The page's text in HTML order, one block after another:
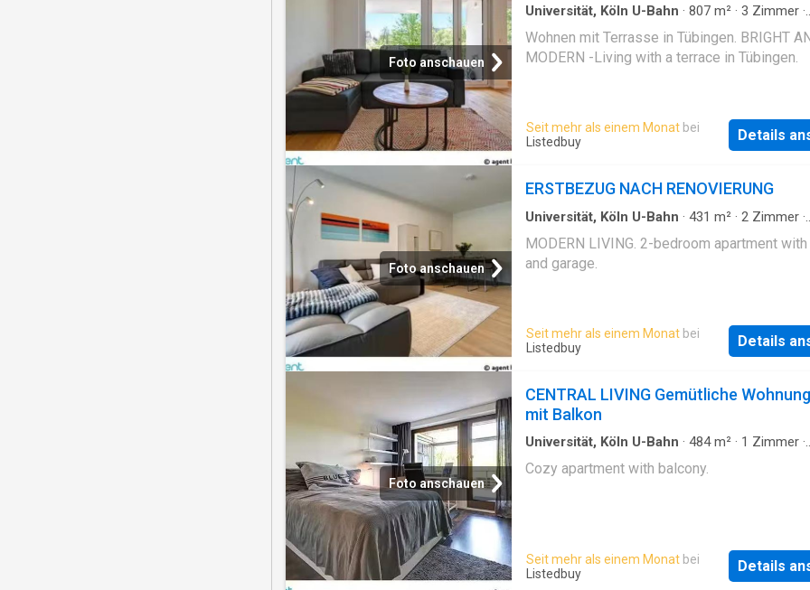
über eine Paketbox, Leihlastenräder, MVV
Verleih etc.
Foto anschauen
Universität, Köln U-Bahn · 807 m² · 3 Zimmer ·
Wohnen mit Terrasse in Tübingen. BRIGHT
MODERN -Living with a terrace in Tübingen.
Seit mehr als einem Monat bei
Listedbuy
Details
Foto anschauen
ERSTBEZUG NACH RENOVIERUNG
Universität, Köln U-Bahn · 431 m² · 2 Zimmer ·
MODERN LIVING. 2-bedroom apartment
and garage.
Seit mehr als einem Monat bei
Listedbuy
Details
Foto anschauen
CENTRAL LIVING Gemütliche Wohnung
mit Balkon
Universität, Köln U-Bahn · 484m² · 1 Zimmer ·
Cozy apartment with balcony.
Seit mehr als einem Monat bei
Listedbuy
Details